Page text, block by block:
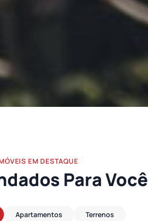
EM DESTAQUE
Para Você
Apartamentos Terrenos